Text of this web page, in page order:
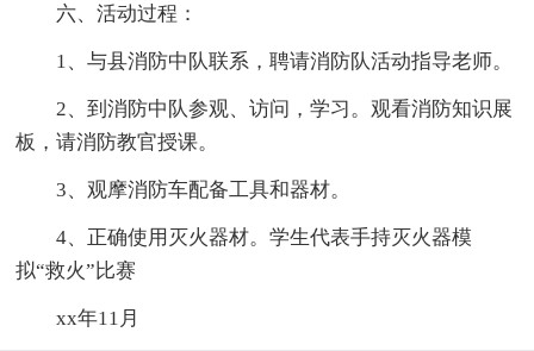
六、活动过程：
1、与县消防中队联系，聘请消防队活动指导老师。
2、到消防中队参观、访问，学习。观看消防知识展
板，请消防教官授课。
3、观摩消防车配备工具和器材。
4、正确使用灭火器材。学生代表手持灭火器模
拟“救火”比赛
xx年11月